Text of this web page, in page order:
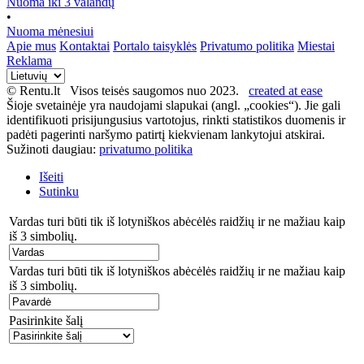
•
Nuoma mėnesiui
Apie mus Kontaktai Portalo taisyklės Privatumo politika Miestai
Reklama
© Rentu.lt Visos teisės saugomos nuo 2023. created at ease
Šioje svetainėje yra naudojami slapukai (angl. „cookies“). Jie gali
identifikuoti prisijungusius vartotojus, rinkti statistikos duomenis ir
padėti pagerinti naršymo patirtį kiekvienam lankytojui atskirai.
Sužinoti daugiau: privatumo politika
Išeiti
Sutinku
Vardas turi būti tik iš lotyniškos abėcėlės raidžių ir ne mažiau kaip
iš 3 simbolių.
Vardas turi būti tik iš lotyniškos abėcėlės raidžių ir ne mažiau kaip
iš 3 simbolių.
Pasirinkite šalį